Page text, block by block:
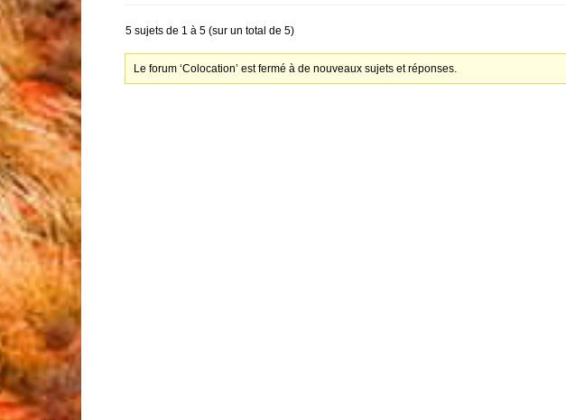
5 sujets de 1 à 5 (sur un total de 5)
Le forum ‘Colocation’ est fermé à de nouveaux sujets et réponses.